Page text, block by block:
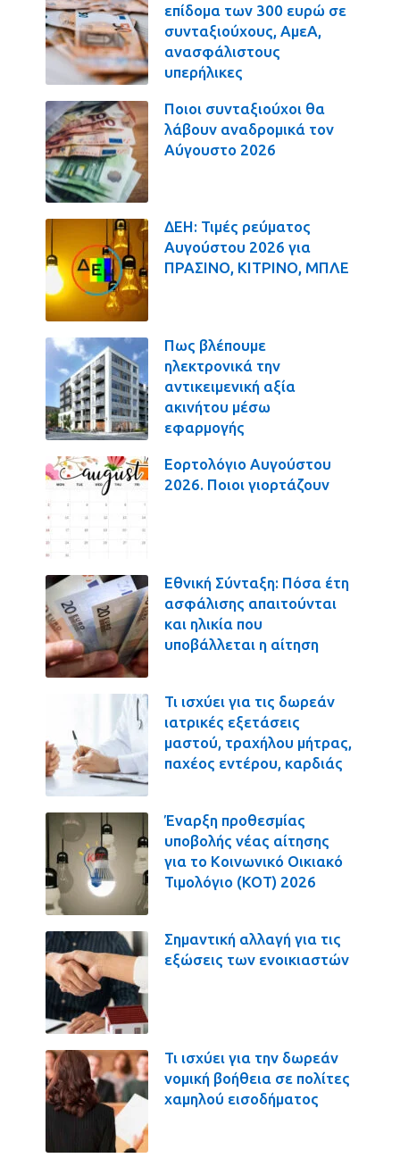
επίδομα των 300 ευρώ σε
συνταξιούχους, ΑμεΑ,
ανασφάλιστους
υπερήλικες
Ποιοι συνταξιούχοι θα
λάβουν αναδρομικά τον
Αύγουστο 2026
ΔΕΗ: Τιμές ρεύματος
Αυγούστου 2026 για
ΠΡΑΣΙΝΟ, ΚΙΤΡΙΝΟ, ΜΠΛΕ
Πως βλέπουμε
ηλεκτρονικά την
αντικειμενική αξία
ακινήτου μέσω
εφαρμογής
Εορτολόγιο Αυγούστου
2026. Ποιοι γιορτάζουν
Εθνική Σύνταξη: Πόσα έτη
ασφάλισης απαιτούνται
και ηλικία που
υποβάλλεται η αίτηση
Τι ισχύει για τις δωρεάν
ιατρικές εξετάσεις
μαστού, τραχήλου μήτρας,
παχέος εντέρου, καρδιάς
Έναρξη προθεσμίας
υποβολής νέας αίτησης
για το Κοινωνικό Οικιακό
Τιμολόγιο (ΚΟΤ) 2026
Σημαντική αλλαγή για τις
εξώσεις των ενοικιαστών
Τι ισχύει για την δωρεάν
νομική βοήθεια σε πολίτες
χαμηλού εισοδήματος